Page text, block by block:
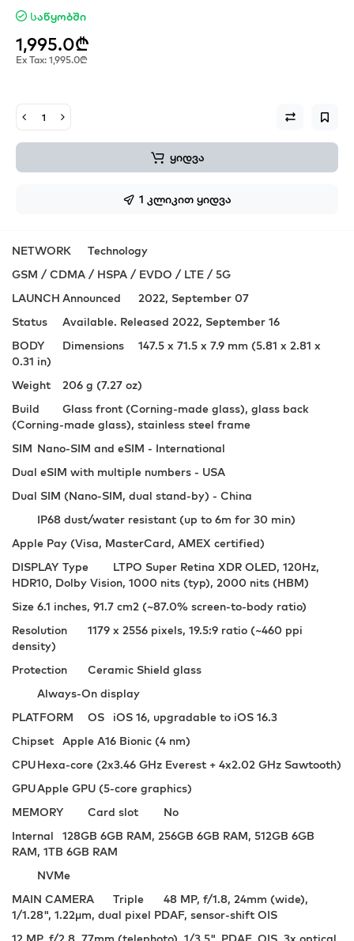
Საწყობში
1,995.0₾
Ex Tax: 1,995.0₾
ყიდვა
1 კლიკით ყიდვა
NETWORK
Technology
GSM / CDMA / HSPA / EVDO / LTE / 5G
LAUNCH Announced
2022, September 07
Status
Available. Released 2022, September 16
BODY
Dimensions
147.5 x 71.5 x 7.9 mm (5.81 x 2.81 x
0.31 in)
Weight
206 g (7.27 oz)
Build
Glass front (Corning-made glass), glass back
(Corning-made glass), stainless steel frame
SIM Nano-SIM and eSIM - International
Dual eSIM with multiple numbers - USA
Dual SIM (Nano-SIM, dual stand-by) - China
IP68 dust/water resistant (up to 6m for 30 min)
Apple Pay (Visa, MasterCard, AMEX certified)
DISPLAY Type
LTPO Super Retina XDR OLED, 120Hz,
HDR10, Dolby Vision, 1000 nits (typ), 2000 nits (HBM)
Size 6.1 inches, 91.7 cm2 (~87.0% screen-to-body ratio)
Resolution
1179 x 2556 pixels, 19.5:9 ratio (~460 ppi
density)
Protection
Ceramic Shield glass
Always-On display
PLATFORM
OS
iOS 16, upgradable to iOS 16.3
Chipset
Apple A16 Bionic (4 nm)
CPUHexa-core (2x3.46 GHz Everest + 4x2.02 GHz Sawtooth)
GPUApple GPU (5-core graphics)
MEMORY
Card slot
No
Internal
128GB 6GB RAM, 256GB 6GB RAM, 512GB 6GB
RAM, 1TB 6GB RAM
NVMe
MAIN CAMERA
Triple
48 MP, f/1.8, 24mm (wide),
1/1.28", 1.22µm, dual pixel PDAF, sensor-shift OIS